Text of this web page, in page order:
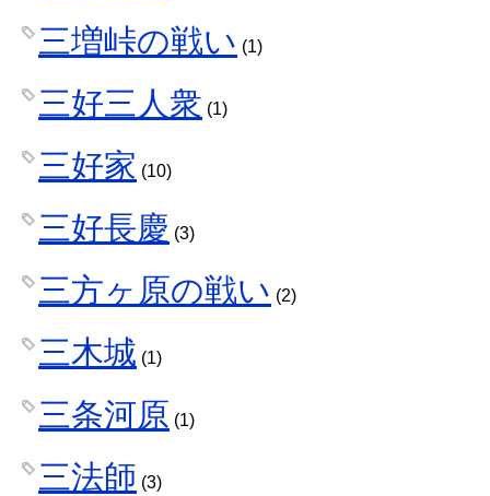
三増峠の戦い (1)
三好三人衆 (1)
三好家 (10)
三好長慶 (3)
三方ヶ原の戦い (2)
三木城 (1)
三条河原 (1)
三法師 (3)